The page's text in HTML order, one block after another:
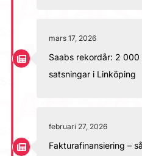
mars 17, 2026
Saabs rekordår: 2
satsningar i Linköping
februari 27, 2026
Fakturafinansiering –